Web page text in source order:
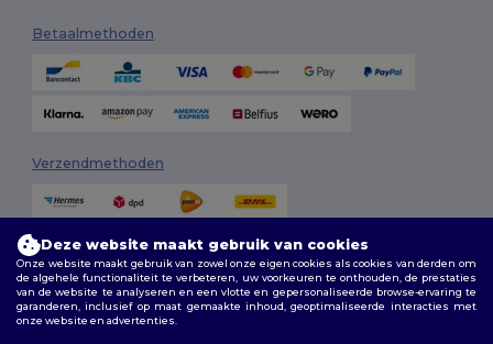
Betaalmethoden
Verzendmethoden
Volg ons
Deze website maakt gebruik van cookies
Onze website maakt gebruik van zowel onze eigen cookies als cookies van derden om
de algehele functionaliteit te verbeteren, uw voorkeuren te onthouden, de prestaties
van de website te analyseren en een vlotte en gepersonaliseerde browse-ervaring te
garanderen, inclusief op maat gemaakte inhoud, geoptimaliseerde interacties met
onze website en advertenties.